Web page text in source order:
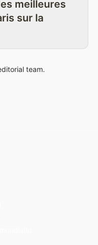
meilleures
sur la
team.